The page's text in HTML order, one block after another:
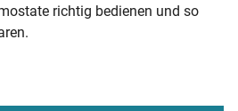
richtig bedienen und so